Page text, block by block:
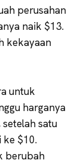
perusahan
naik $13.
kekayaan
untuk
harganya
satu
ke $10.
berubah